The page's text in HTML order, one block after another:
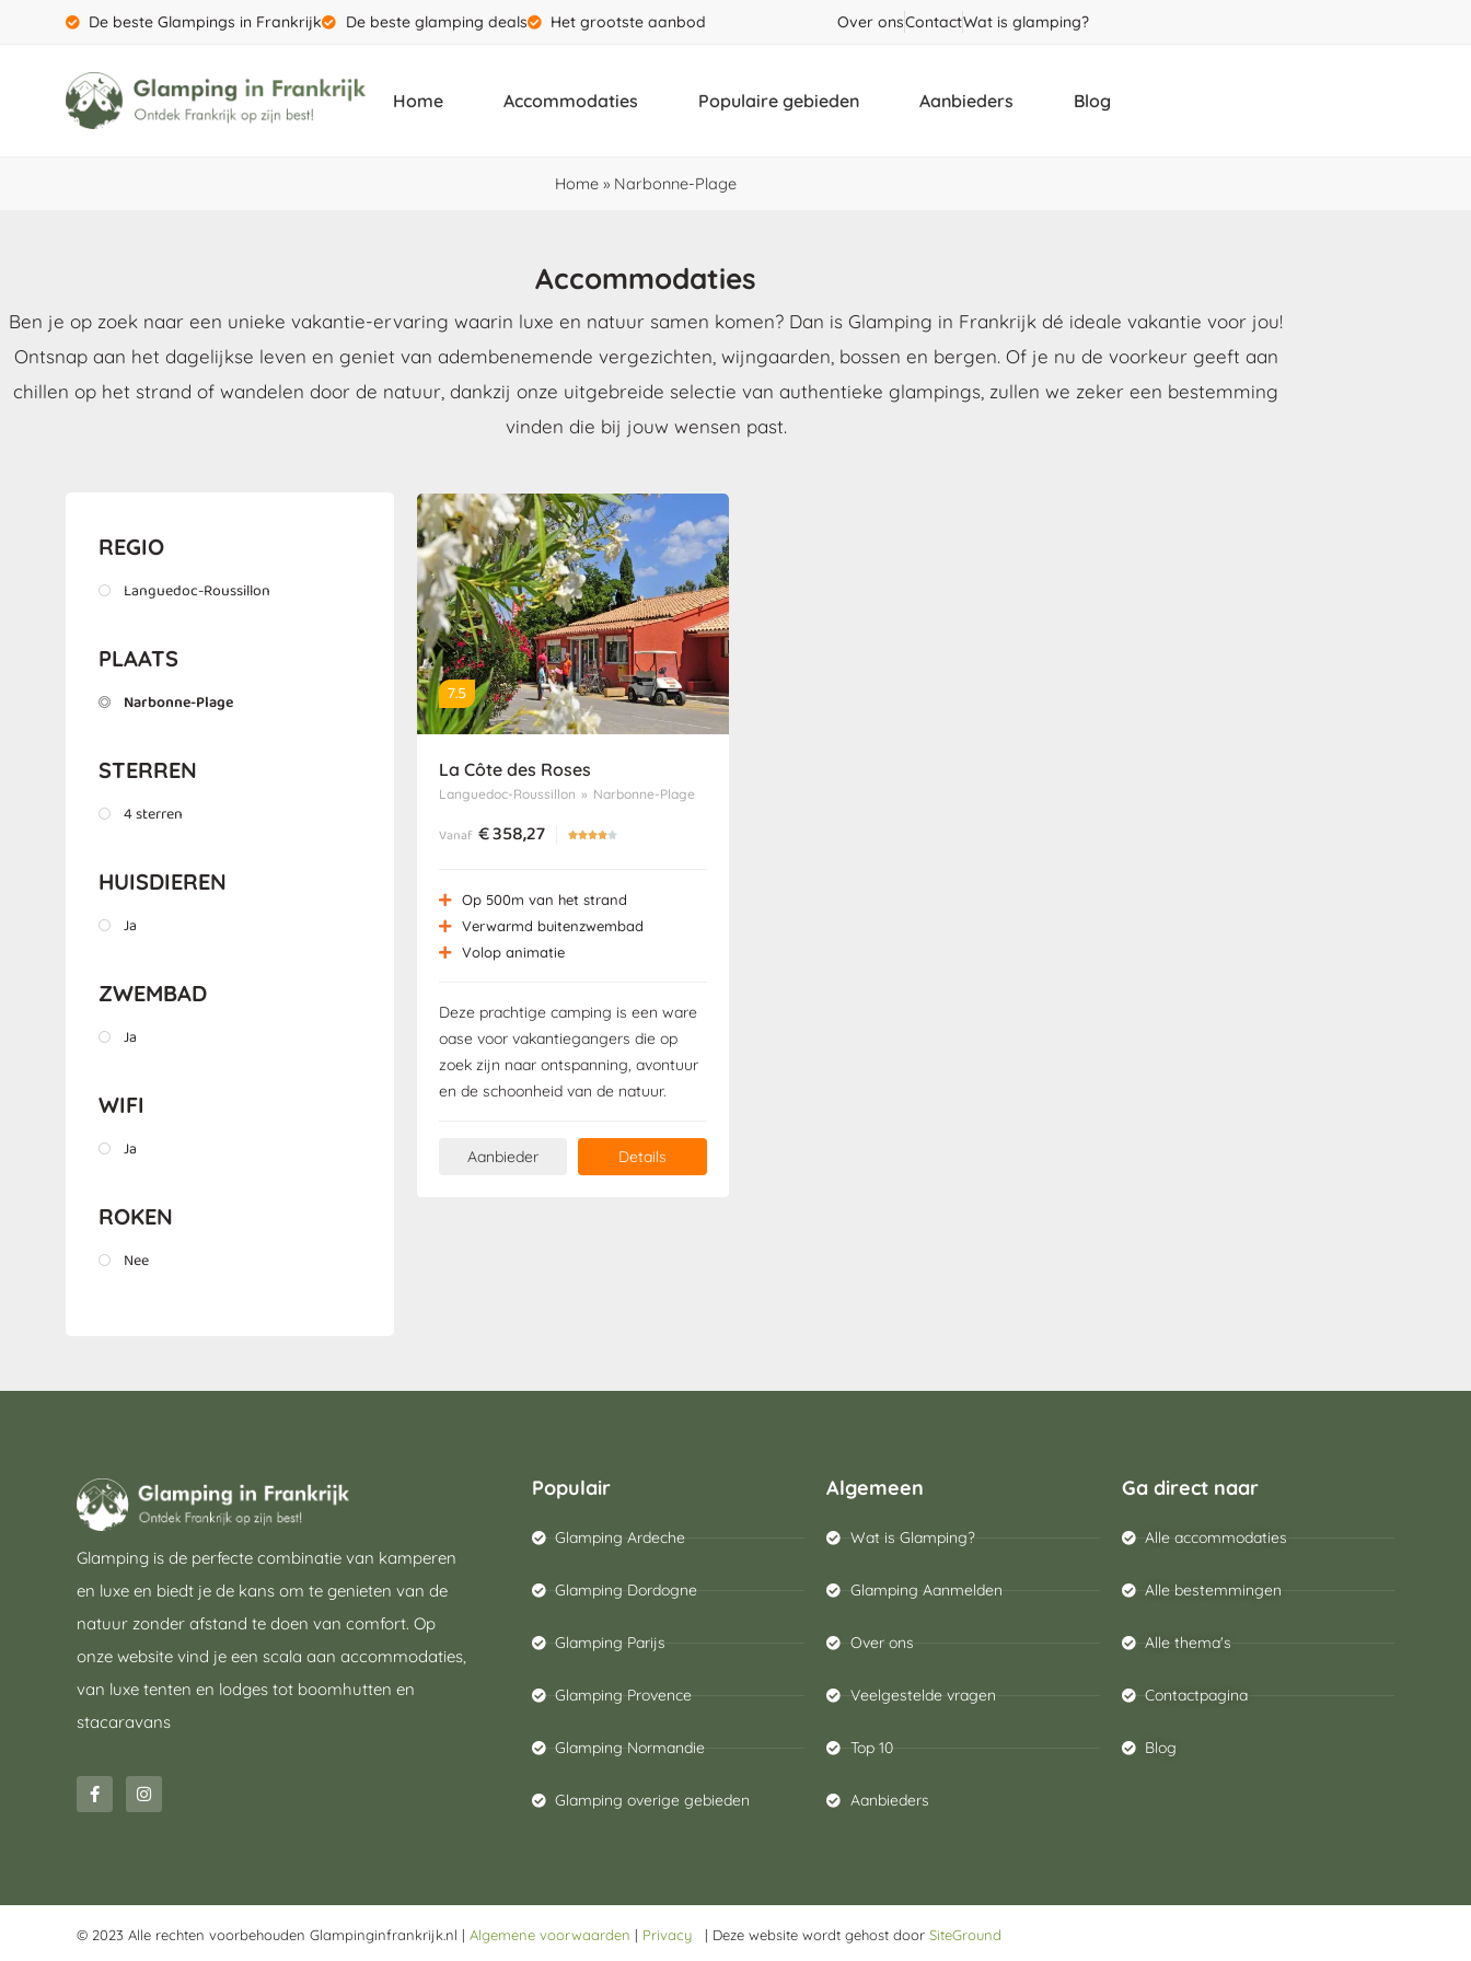
De beste Glampings in Frankrijk De beste glamping deals Het grootste aanbod Over onsContactWat is glamping?
Home Accommodaties Populaire gebieden Aanbieders Blog
Home » Narbonne-Plage
Accommodaties
Ben je op zoek naar een unieke vakantie-ervaring waarin luxe en natuur samen komen? Dan is Glamping in Frankrijk dé ideale vakantie voor jou!
Ontsnap aan het dagelijkse leven en geniet van adembenemende vergezichten, wijngaarden, bossen en bergen. Of je nu de voorkeur geeft aan
chillen op het strand of wandelen door de natuur, dankzij onze uitgebreide selectie van authentieke glampings, zullen we zeker een bestemming
vinden die bij jouw wensen past.
REGIO
Languedoc-Roussillon
PLAATS
Narbonne-Plage
STERREN
4 sterren
HUISDIEREN
Ja
ZWEMBAD
Ja
WIFI
Ja
ROKEN
Nee
7.5
La Côte des Roses
Languedoc-Roussillon » Narbonne-Plage
Vanaf €358,27 
Op 500m van het strand
Verwarmd buitenzwembad
Volop animatie
Deze prachtige camping is een ware
oase voor vakantiegangers die op
zoek zijn naar ontspanning, avontuur
en de schoonheid van de natuur.
Aanbieder Details
Glamping is de perfecte combinatie van kamperen
en luxe en biedt je de kans om te genieten van de
natuur zonder afstand te doen van comfort. Op
onze website vind je een scala aan accommodaties,
van luxe tenten en lodges tot boomhutten en
stacaravans
Populair
Glamping Ardeche
Glamping Dordogne
Glamping Parijs
Glamping Provence
Glamping Normandie
Glamping overige gebieden
Algemeen
Wat is Glamping?
Glamping Aanmelden
Over ons
Veelgestelde vragen
Top 10
Aanbieders
Ga direct naar
Alle accommodaties
Alle bestemmingen
Alle thema's
Contactpagina
Blog
© 2023 Alle rechten voorbehouden Glampinginfrankrijk.nl | Algemene voorwaarden | Privacy | Deze website wordt gehost door SiteGround